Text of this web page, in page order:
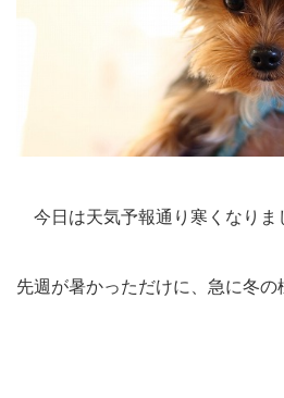
今日は天気予報通り寒くなりま
先週が暑かっただけに、急に冬の